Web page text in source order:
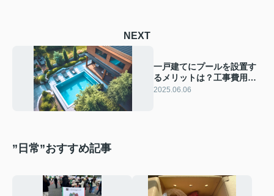
NEXT
一戸建てにプールを設置す
るメリットは？工事費用や
維持費用についても解説
2025.06.06
”日常”おすすめ記事